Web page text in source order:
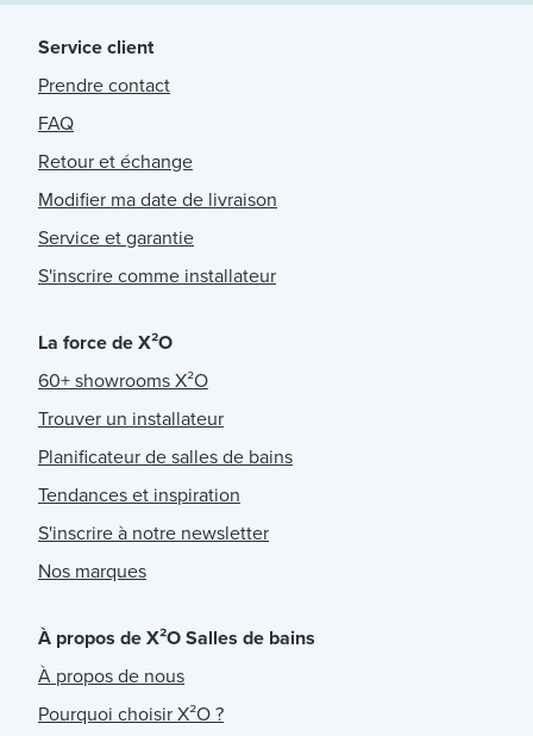
Service client
Prendre contact
FAQ
Retour et échange
Modifier ma date de livraison
Service et garantie
S'inscrire comme installateur
La force de X²O
60+ showrooms X²O
Trouver un installateur
Planificateur de salles de bains
Tendances et inspiration
S'inscrire à notre newsletter
Nos marques
À propos de X²O Salles de bains
À propos de nous
Pourquoi choisir X²O ?